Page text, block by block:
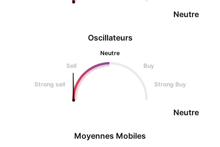
Oscillateurs
Neutre
Sell
Buy
Strong sell Strong Buy
Neutre
Neutre
Moyennes Mobiles